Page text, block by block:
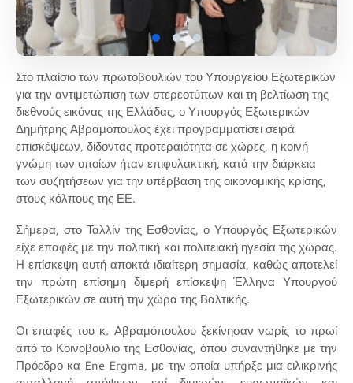
Στο πλαίσιο των πρωτοβουλιών του Υπουργείου Εξωτερικών
για την αντιμετώπιση των στερεοτύπων και τη βελτίωση της
διεθνούς εικόνας της Ελλάδας, ο Υπουργός Εξωτερικών
Δημήτρης Αβραμόπουλος έχει προγραμματίσει σειρά
επισκέψεων, δίδοντας προτεραιότητα σε χώρες, η κοινή
γνώμη των οποίων ήταν επιφυλακτική, κατά την διάρκεια
των συζητήσεων για την υπέρβαση της οικονομικής κρίσης,
στους κόλπους της ΕΕ.
Σήμερα, στο Ταλλίν της Εσθονίας, ο Υπουργός Εξωτερικών
είχε επαφές με την πολιτική και πολιτειακή ηγεσία της χώρας.
Η επίσκεψη αυτή αποκτά ιδιαίτερη σημασία, καθώς αποτελεί
την πρώτη επίσημη διμερή επίσκεψη Έλληνα Υπουργού
Εξωτερικών σε αυτή την χώρα της Βαλτικής.
Οι επαφές του κ. Αβραμόπουλου ξεκίνησαν νωρίς το πρωί
από το Κοινοβούλιο της Εσθονίας, όπου συναντήθηκε με την
Πρόεδρο κα Ene Ergma, με την οποία υπήρξε μια ειλικρινής